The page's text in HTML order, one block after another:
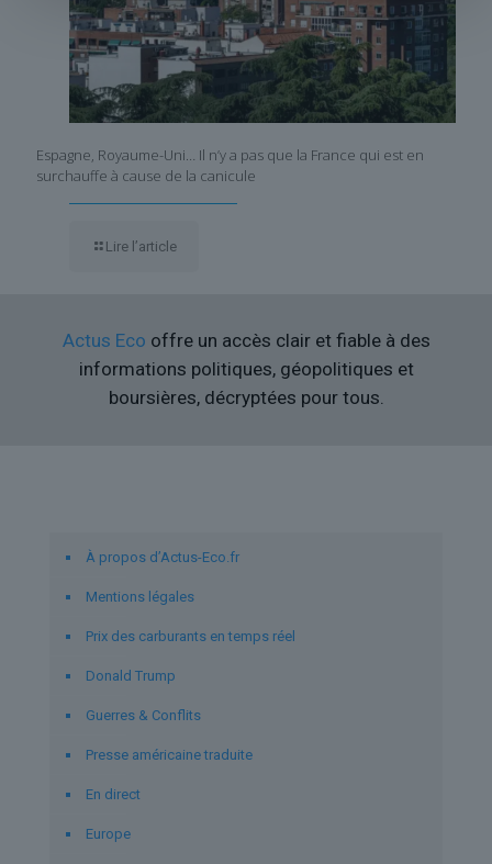
Espagne, Royaume-Uni… Il n’y a pas que la France qui est en
surchauffe à cause de la canicule
Lire l’article
Actus Eco offre un accès clair et fiable à des
informations politiques, géopolitiques et
boursières, décryptées pour tous.
À propos d’Actus-Eco.fr
Mentions légales
Prix des carburants en temps réel
Donald Trump
Guerres & Conflits
Presse américaine traduite
En direct
Europe